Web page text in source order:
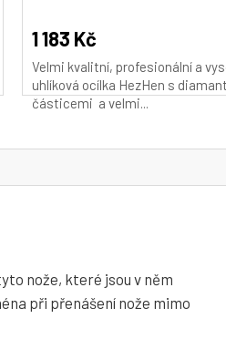
produktu
je
5,0
z
5
1 183 Kč
Velmi kvalitní, profesionální a
uhlíková ocílka HezHen s
částicemi a velmi...
nože, které jsou v něm
při přenášení nože mimo